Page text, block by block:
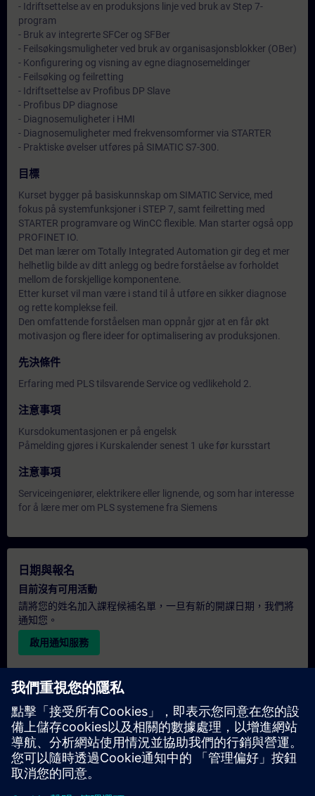
- Idriftsettelse av en produksjons linje ved bruk av Step 7-
program
- Bruk av integrerte SFCer og SFBer
- Feilsøkingsmuligheter ved bruk av organisasjonsblokker (OBer)
- Konfigurering og visning av egne diagnosemeldinger
- Feilsøking og feilretting
- Idriftsettelse av Profibus DP Slave
- Profibus DP diagnose
- Diagnosemuligheter i HMI
- Diagnosemuligheter med frekvensomformer via STARTER
- Praktiske øvelser utføres på SIMATIC S7-300.
目標
Kurset bygger på basiskunnskap om SIMATIC Service, med
fokus på systemfunksjoner i STEP 7, samt feilretting med
STARTER programvare og WinCC flexible. Man starter også opp
PROFINET IO.
Det man lærer om Totally Integrated Automation gir deg et mer
helhetlig bilde av ditt anlegg og bedre forståelse av forholdet
mellom de forskjellige komponentene.
Etter kurset vil man være i stand til å utføre en sikker diagnose
og rette komplekse feil.
Den omfattende forståelsen man oppnår gjør at en får økt
motivasjon og flere ideer for optimalisering av produksjonen.
先決條件
Erfaring med PLS tilsvarende Service og vedlikehold 2.
注意事項
Kursdokumentasjonen er på engelsk
Påmelding gjøres i Kurskalender senest 1 uke før kursstart
注意事項
Serviceingeniører, elektrikere eller lignende, og som har interesse
for å lære mer om PLS systemene fra Siemens
日期與報名
目前沒有可用活動
請將您的姓名加入課程候補名單，一旦有新的開課日期，我們將
通知您。
啟用通知服務
個人化報價
若您需要此培訓課程的標準報價單（例如供採購部門使用），請
點擊下方連結。您需先提供一些個人資料，之後我們將透過電子
郵件寄送報價單給您。
提供報價